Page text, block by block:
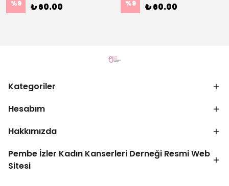
%9 ₺ 60.00 %9 ₺ 60.00
Kategoriler
Hesabım
Hakkımızda
Pembe İzler Kadın Kanserleri Derneği Resmi Web
Sitesi